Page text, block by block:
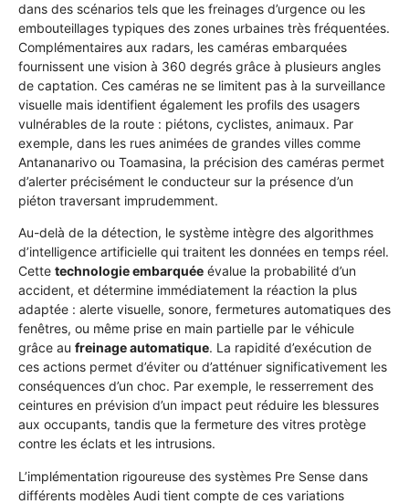
dans des scénarios tels que les freinages d’urgence ou les
embouteillages typiques des zones urbaines très fréquentées.
Complémentaires aux radars, les caméras embarquées
fournissent une vision à 360 degrés grâce à plusieurs angles
de captation. Ces caméras ne se limitent pas à la surveillance
visuelle mais identifient également les profils des usagers
vulnérables de la route : piétons, cyclistes, animaux. Par
exemple, dans les rues animées de grandes villes comme
Antananarivo ou Toamasina, la précision des caméras permet
d’alerter précisément le conducteur sur la présence d’un
piéton traversant imprudemment.
Au-delà de la détection, le système intègre des algorithmes
d’intelligence artificielle qui traitent les données en temps réel.
Cette technologie embarquée évalue la probabilité d’un
accident, et détermine immédiatement la réaction la plus
adaptée : alerte visuelle, sonore, fermetures automatiques des
fenêtres, ou même prise en main partielle par le véhicule
grâce au freinage automatique. La rapidité d’exécution de
ces actions permet d’éviter ou d’atténuer significativement les
conséquences d’un choc. Par exemple, le resserrement des
ceintures en prévision d’un impact peut réduire les blessures
aux occupants, tandis que la fermeture des vitres protège
contre les éclats et les intrusions.
L’implémentation rigoureuse des systèmes Pre Sense dans
différents modèles Audi tient compte de ces variations